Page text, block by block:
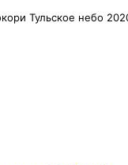
Тульское небо